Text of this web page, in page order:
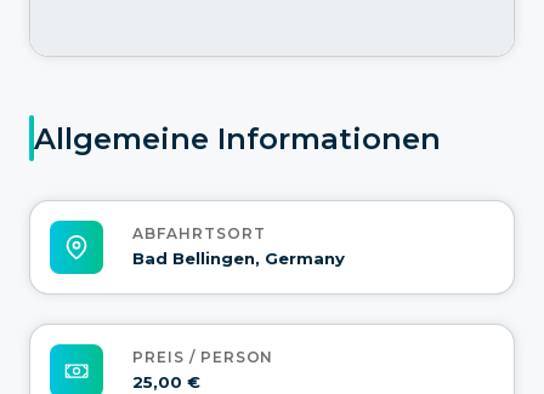
Allgemeine Informationen
ABFAHRTSORT
Bad Bellingen, Germany
PREIS / PERSON
25,00 €